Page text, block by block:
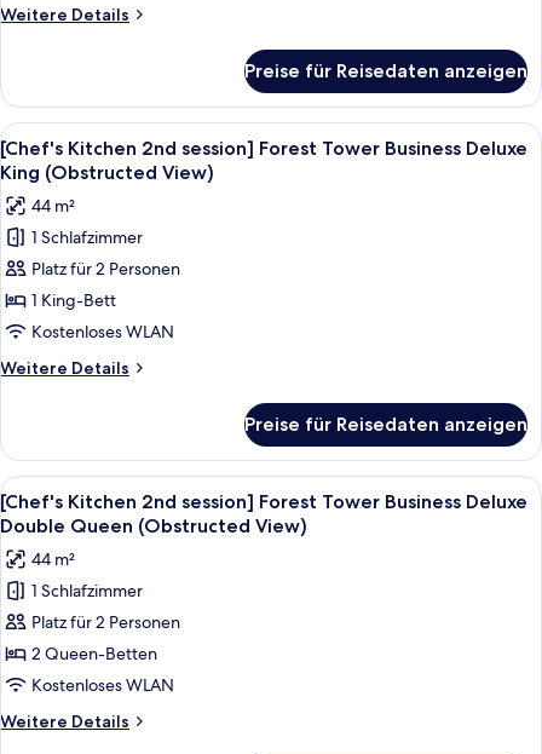
Double
for2(9:00~10:30am)+WellnessClub
anzeigen
Weitere Details
Weitere
Kitchen
2nd
session]Forest
Tower
Lake
Deluxe
Double
Queen+BF
for2(9:00~10:30am)+WellnessClub
Preise für Reisedaten anzeigen
Alle
Fotos
für
[Chef's
Kitchen
2nd
session]
Forest
Tower
Business
King
(Obstructed
View)
anzeigen
Daunenbettdecken, Minibar,
5
[Chef's Kitchen 2nd session] Forest Tower Business Deluxe
King (Obstructed View)
44 m²
1 Schlafzimmer
Platz für 2 Personen
1 King-Bett
Kostenloses WLAN
Weitere Details
Weitere
Kitchen
2nd
session]
Forest
Business
Deluxe
King
(Obstructed
View)
Preise für Reisedaten anzeigen
Alle
Fotos
für
[Chef's
Kitchen
2nd
session]
Forest
Tower
Business
Ein Hotelzimmer mit zwei Betten,
6
[Chef's Kitchen 2nd session] Forest Tower Business Deluxe
Double Queen (Obstructed View)
44 m²
1 Schlafzimmer
Platz für 2 Personen
2 Queen-Betten
Kostenloses WLAN
Weitere Details
Weitere